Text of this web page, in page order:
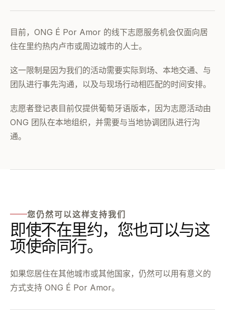
目前，ONG É Por Amor 的线下志愿服务机会仅面向居
住在里约热内卢市或周边城市的人士。
这一限制是因为我们的活动需要实际到场、本地交通、与
团队进行事先沟通，以及与现场行动相匹配的时间安排。
志愿者登记表目前仅提供葡萄牙语版本，因为志愿活动由
ONG 团队在本地组织，并需要与当地协调团队进行沟
通。
您仍然可以这样支持我们
即使不在里约，您也可以与这
项使命同行。
如果您居住在其他城市或其他国家，仍然可以用有意义的
方式支持 ONG É Por Amor。